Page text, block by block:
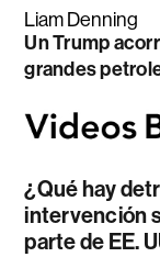
Liam Denning
Un Trump
grandes
¿Qué hay
intervención
parte de EE.